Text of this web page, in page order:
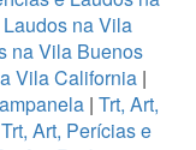
na Vila
na Vila Buenos
Vila California |
| Trt, Art,
Trt, Art, Perícias e